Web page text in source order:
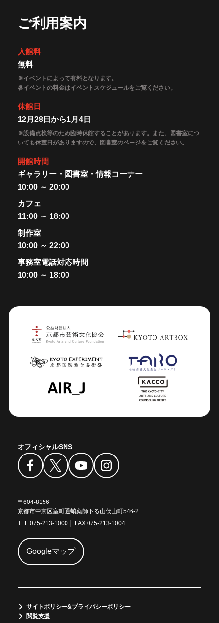
ご利用案内
入館料
無料
※イベントによって有料となります。
各イベントの料金はイベントスケジュールをご覧ください。
休館日
12月28日から1月4日
※設備点検等のため臨時休館することがあります。また、図書室につ
いても休室日がありますので、図書室のページをご覧ください。
開館時間
ギャラリー・図書室・情報コーナー
10:00 ～ 20:00
カフェ
11:00 ～ 18:00
制作室
10:00 ～ 22:00
事務室電話対応時間
10:00 ～ 18:00
オフィシャルSNS
〒604-8156
京都市中京区室町通蛸薬師下る山伏山町546-2
TEL:075-213-1000│ FAX:075-213-1004
Googleマップ
サイトポリシー&プライバシーポリシー
閲覧支援